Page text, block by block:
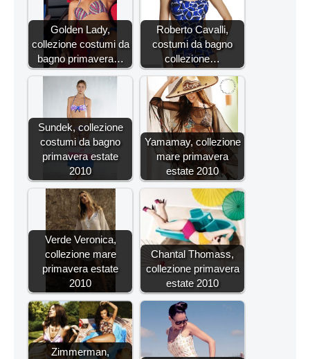
Golden Lady,
collezione costumi da
bagno primavera…
Roberto Cavalli,
costumi da bagno
collezione…
Sundek, collezione
costumi da bagno
primavera estate
2010
Yamamay, collezione
mare primavera
estate 2010
Verde Veronica,
collezione mare
primavera estate
2010
Chantal Thomass,
collezione primavera
estate 2010
Zimmerman,